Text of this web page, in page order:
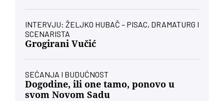
INTERVJU: ŽELJKO HUBAČ – PISAC, DRAMATURG I
SCENARISTA
Grogirani Vučić
SEĆANJA I BUDUĆNOST
Dogodine, ili one tamo, ponovo u
svom Novom Sadu